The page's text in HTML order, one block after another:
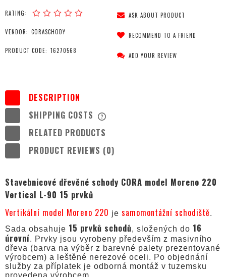
RATING:
VENDOR: CORASCHODY
PRODUCT CODE: 16270568
ASK ABOUT PRODUCT
RECOMMEND TO A FRIEND
ADD YOUR REVIEW
DESCRIPTION
SHIPPING COSTS
RELATED PRODUCTS
PRODUCT REVIEWS (0)
Stavebnicové dřevěné schody CORA model Moreno 220
Vertical L-90 15 prvků
Vertikální model Moreno 220 je samomontážní schodiště.
Sada obsahuje 15 prvků schodů, složených do 16
úrovní. Prvky jsou vyrobeny především z masivního
dřeva (barva na výběr z barevné palety prezentované
výrobcem) a leštěné nerezové oceli. Po objednání
služby za příplatek je odborná montáž v tuzemsku
provedena výrobcem.